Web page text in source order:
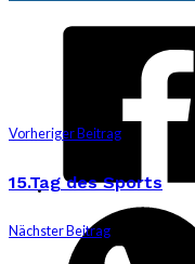
Vorheriger Beitrag
15.Tag des Sports
Nächster Beitrag